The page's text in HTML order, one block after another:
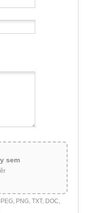
sem
PNG, TXT, DOC,